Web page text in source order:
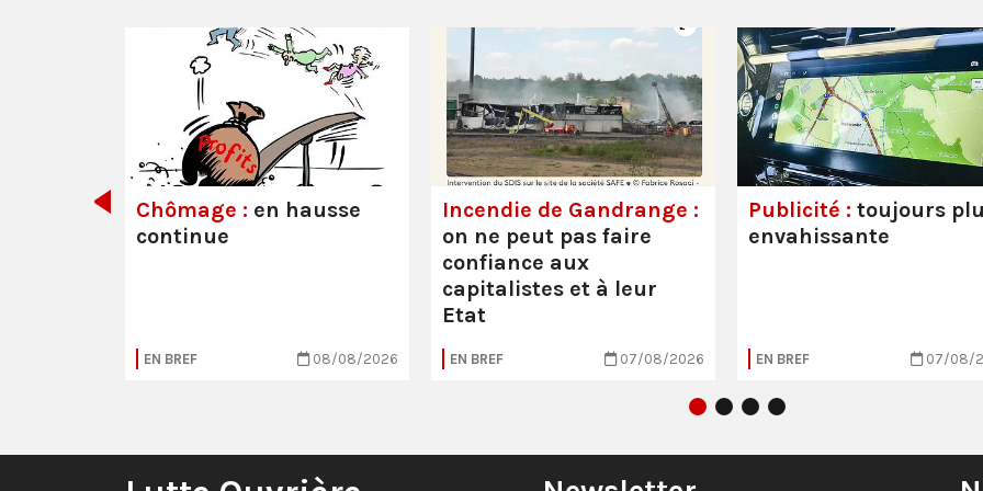
Chômage : en hausse
continue
EN BREF 08/08/2026
Incendie de Gandrange :
on ne peut pas faire
confiance aux
capitalistes et à leur
Etat
EN BREF 07/08/2026
Publicité : toujours
envahissante
EN BREF 07/08/